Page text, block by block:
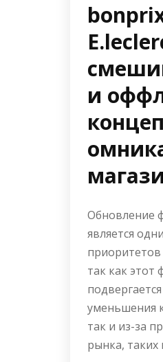
и
Обновление
является
так как этот
уменьшения
так и из-за
рынка, таких